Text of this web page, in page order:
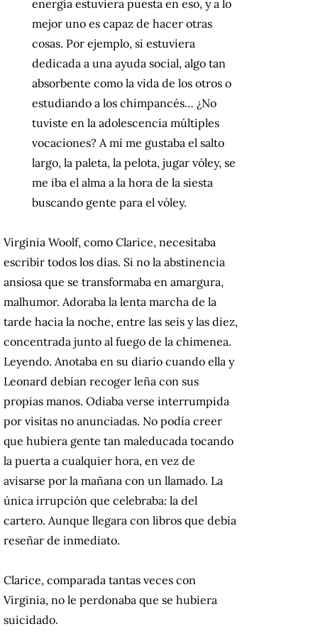
energía estuviera puesta en eso, y a lo
mejor uno es capaz de hacer otras
cosas. Por ejemplo, si estuviera
dedicada a una ayuda social, algo tan
absorbente como la vida de los otros o
estudiando a los chimpancés… ¿No
tuviste en la adolescencia múltiples
vocaciones? A mí me gustaba el salto
largo, la paleta, la pelota, jugar vóley, se
me iba el alma a la hora de la siesta
buscando gente para el vóley.
Virginia Woolf, como Clarice, necesitaba
escribir todos los días. Si no la abstinencia
ansiosa que se transformaba en amargura,
malhumor. Adoraba la lenta marcha de la
tarde hacia la noche, entre las seis y las diez,
concentrada junto al fuego de la chimenea.
Leyendo. Anotaba en su diario cuando ella y
Leonard debían recoger leña con sus
propias manos. Odiaba verse interrumpida
por visitas no anunciadas. No podía creer
que hubiera gente tan maleducada tocando
la puerta a cualquier hora, en vez de
avisarse por la mañana con un llamado. La
única irrupción que celebraba: la del
cartero. Aunque llegara con libros que debía
reseñar de inmediato.
Clarice, comparada tantas veces con
Virginia, no le perdonaba que se hubiera
suicidado.